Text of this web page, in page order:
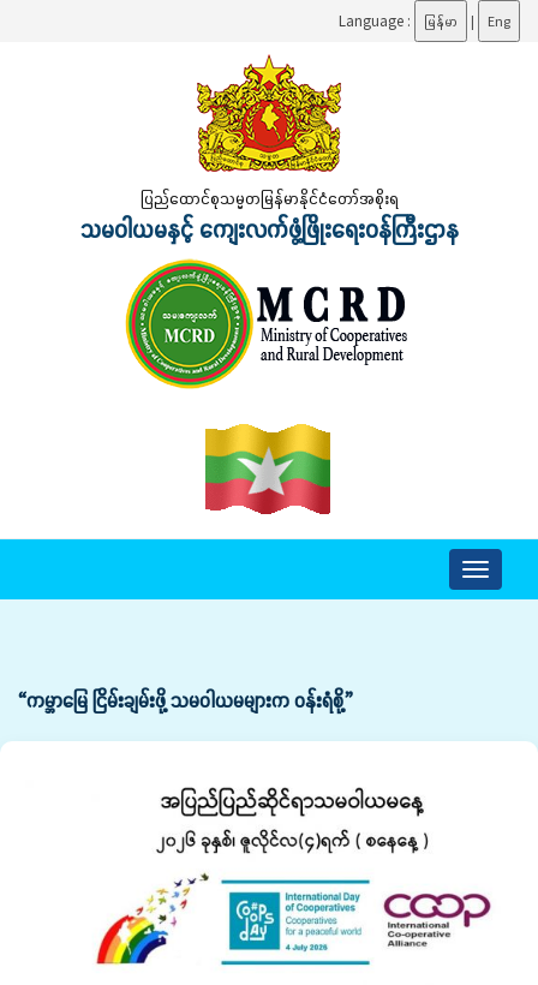
Language : မြန်မာ | Eng
ပြည်ထောင်စုသမ္မတမြန်မာနိုင်ငံတော်အစိုးရ
သမဝါယမနှင့် ကျေးလက်ဖွံ့ဖြိုးရေးဝန်ကြီးဌာန
Toggle
“ကမ္ဘာမြေ ငြိမ်းချမ်းဖို့ သမဝါယမများက ဝန်းရံစို့”